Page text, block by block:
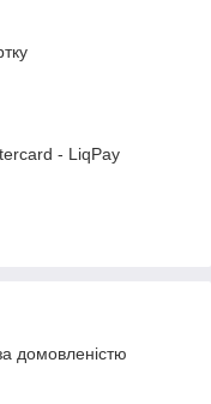
- LiqPay
домовленістю